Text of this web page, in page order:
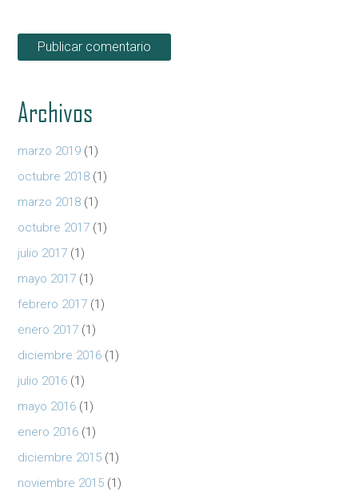
Archivos
marzo 2019 (1)
octubre 2018 (1)
marzo 2018 (1)
octubre 2017 (1)
julio 2017 (1)
mayo 2017 (1)
febrero 2017 (1)
enero 2017 (1)
diciembre 2016 (1)
julio 2016 (1)
mayo 2016 (1)
enero 2016 (1)
diciembre 2015 (1)
noviembre 2015 (1)